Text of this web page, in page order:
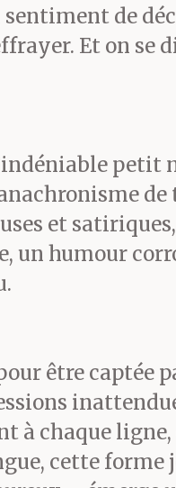
à la
bats pas
sentiment de
Et on se
petit
et
un humour
être captée
à chaque
cette forme